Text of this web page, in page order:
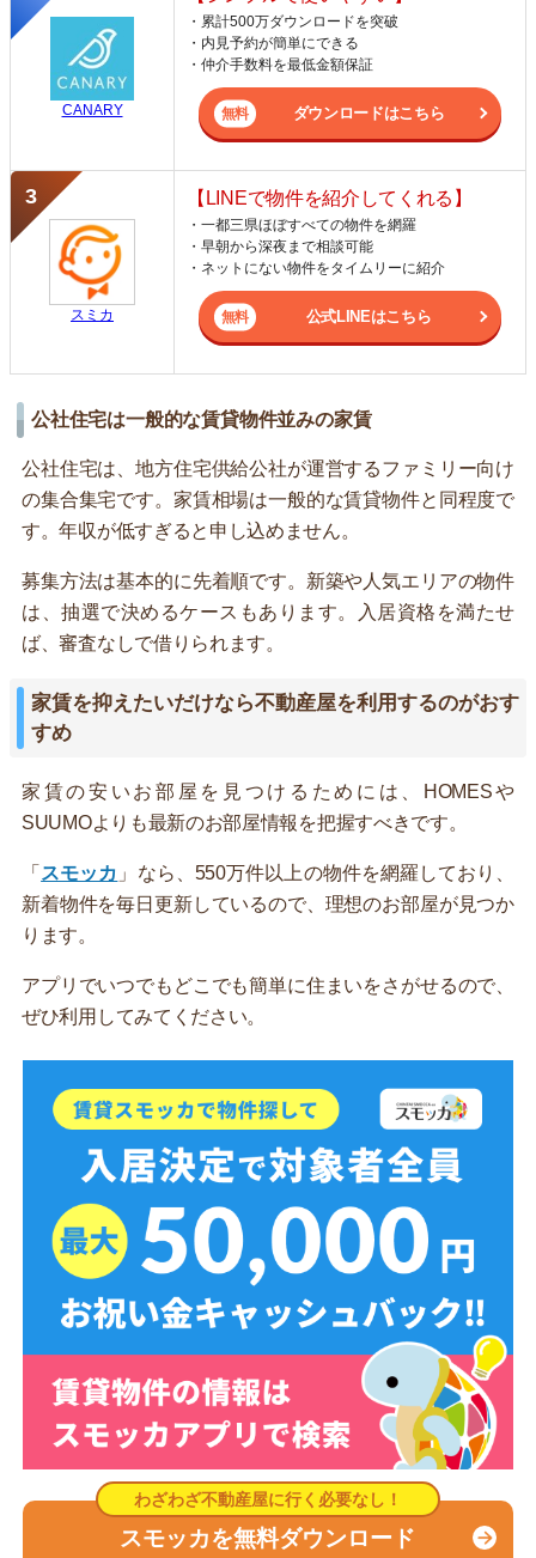
CANARY
・累計500万ダウンロードを突破
・内見予約が簡単にできる
・仲介手数料を最低金額保証
ダウンロードはこちら
スミカ
【LINEで物件を紹介してくれる】
・一都三県ほぼすべての物件を網羅
・早朝から深夜まで相談可能
・ネットにない物件をタイムリーに紹介
公式LINEはこちら
公社住宅は一般的な賃貸物件並みの家賃
公社住宅は、地方住宅供給公社が運営するファミリー向け
の集合集宅です。家賃相場は一般的な賃貸物件と同程度で
す。年収が低すぎると申し込めません。
募集方法は基本的に先着順です。新築や人気エリアの物件
は、抽選で決めるケースもあります。入居資格を満たせ
ば、審査なしで借りられます。
家賃を抑えたいだけなら不動産屋を利用するのがおす
すめ
家賃の安いお部屋を見つけるためには、HOMESや
SUUMOよりも最新のお部屋情報を把握すべきです。
「 スモッカ 」なら、550万件以上の物件を網羅しており、
新着物件を毎日更新しているので、理想のお部屋が見つか
ります。
アプリでいつでもどこでも簡単に住まいをさがせるので、
ぜひ利用してみてください。
スモッカを無料ダウンロード